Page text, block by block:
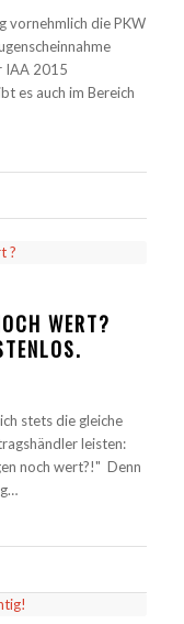
vornehmlich die PKW
IAA 2015
es auch im Bereich
WERT?
stets die gleiche
leisten:
noch wert?!" Denn